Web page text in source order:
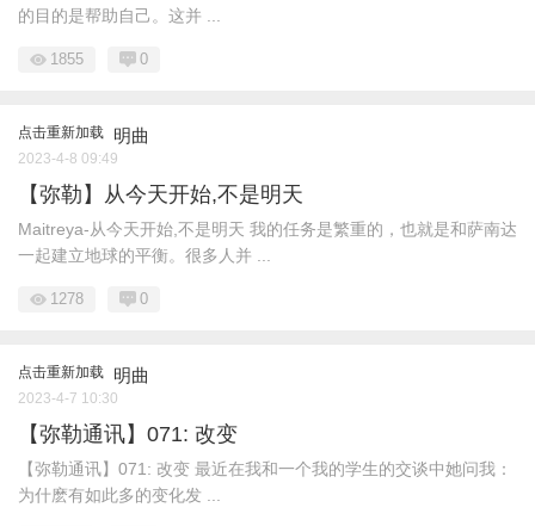
的目的是帮助自己。这并 ...
1855 0
点击重新加载 明曲
2023-4-8 09:49
【弥勒】从今天开始,不是明天
Maitreya-从今天开始,不是明天 我的任务是繁重的，也就是和萨南达
一起建立地球的平衡。很多人并 ...
1278 0
点击重新加载 明曲
2023-4-7 10:30
【弥勒通讯】071: 改变
【弥勒通讯】071: 改变 最近在我和一个我的学生的交谈中她问我：
为什麽有如此多的变化发 ...